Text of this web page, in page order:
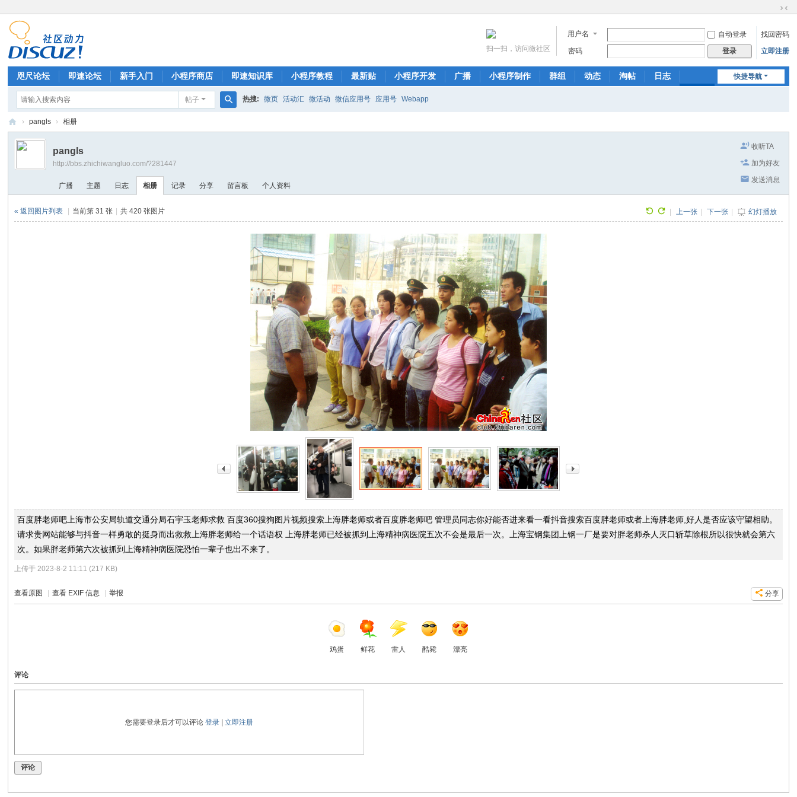
换
到
窄
用户名 自动登录
找回密码
密码
登录 立即注册
扫一扫，访问微社区
快捷导航
咫尺论坛 即速论坛 新手入门 小程序商店 即速知识库 小程序教程 最新贴 小程序开发 广播 小程序制作 群组 动态 淘帖
日志
帖子
索
热搜: 微页 活动汇 微活动 微信应用号 应用号 Webapp
微
小
开
坛
› pangls › 相册
收听TA
加为好友
发送消息
pangls
http://bbs.zhichiwangluo.com/?281447
广播 主题 日志 相册 记录 分享 留言板 个人资料
| 上一张 | 下一张 | 幻灯播放
« 返回图片列表 当前第 31 张 共 420 张图片
百度胖老师吧上海市公安局轨道交通分局石宇玉老师求救 百度360搜狗图片视频搜索上海胖老师或者百度胖老师吧 管理员同志你好能否进来看一看抖音搜索百度胖老师或者上海胖老师,好人是否应该守望相助。
请求贵网站能够与抖音一样勇敢的挺身而出救救上海胖老师给一个话语权 上海胖老师已经被抓到上海精神病医院五次不会是最后一次。上海宝钢集团上钢一厂是要对胖老师杀人灭口斩草除根所以很快就会第六
次。如果胖老师第六次被抓到上海精神病医院恐怕一辈子也出不来了。
上传于 2023-8-2 11:11 (217 KB)
分享
查看原图 查看 EXIF 信息 举报
鸡蛋 鲜花 雷人 酷毙 漂亮
评论
您需要登录后才可以评论登录 |立即注册
评论